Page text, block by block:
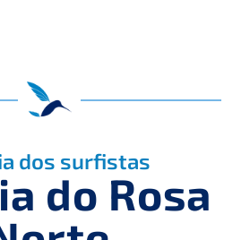
dos surfistas
do Rosa